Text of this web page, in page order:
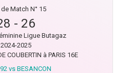
Match N° 15
- 26
Ligue Butagaz
2024-2025
COUBERTIN à PARIS 16E
vs BESANCON